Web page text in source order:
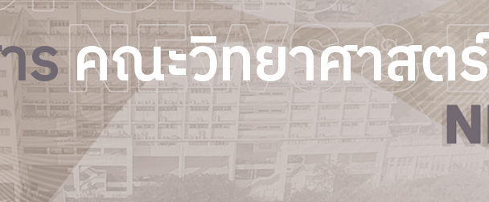
รคณะวิทยาศาสตร์